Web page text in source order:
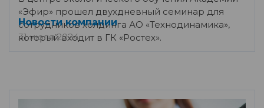
«Эфир» прошел двухдневный семинар для
сотрудников холдинга АО «Технодинамика»,
который входит в ГК «Ростех».
Новости компании
31 июля 2024